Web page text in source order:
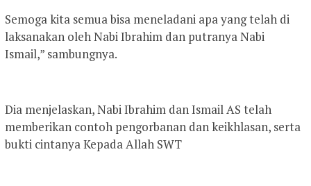
Semoga kita semua bisa meneladani apa yang telah di
laksanakan oleh Nabi Ibrahim dan putranya Nabi
Ismail,” sambungnya.
Dia menjelaskan, Nabi Ibrahim dan Ismail AS telah
memberikan contoh pengorbanan dan keikhlasan, serta
bukti cintanya Kepada Allah SWT